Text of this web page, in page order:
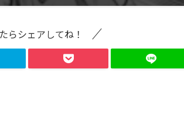
らシェアしてね！